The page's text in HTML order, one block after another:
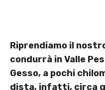
Riprendiamo il
condurrà in Valle
Gesso, a pochi
dista, infatti, circa